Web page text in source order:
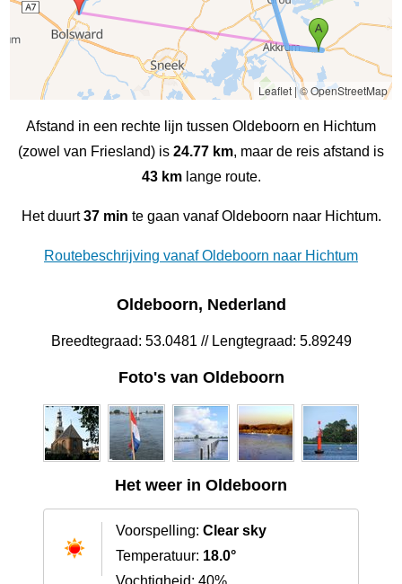
Leaflet|© OpenStreetMap
Afstand in een rechte lijn tussen Oldeboorn en Hichtum
(zowel van Friesland) is 24.77 km, maar de reis afstand is
43 kmlange route.
Het duurt37 min te gaan vanaf Oldeboorn naar Hichtum.
Routebeschrijving vanaf Oldeboorn naar Hichtum
Oldeboorn, Nederland
Breedtegraad: 53.0481 // Lengtegraad: 5.89249
Foto's van Oldeboorn
Het weer in Oldeboorn
Voorspelling: Clear sky
Temperatuur: 18.0°